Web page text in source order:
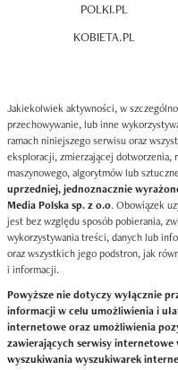
POLKI.PL
KOBIETA.PL
Jakiekolwiek aktywności, w
przechowywanie, lub inne
ramach niniejszego serwisu oraz
eksploracji, zmierzającej dotworzenia,
maszynowego, algorytmów lub
uprzedniej, jednoznacznie
Media Polska sp. z o.o. Obowiązek
jest bez względu sposób pobierania,
wykorzystywania treści, danych lub
oraz wszystkich jego podstron, jak
i informacji.
Powyższe nie dotyczy wyłącznie
informacji w celu umożliwienia i
internetowe oraz umożliwienia
zawierających serwisy
wyszukiwania wyszukiwarek